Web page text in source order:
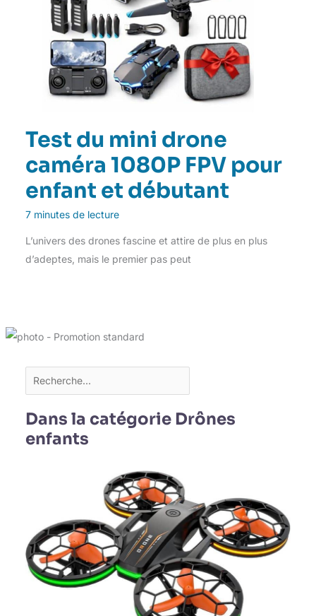
Test du mini drone
caméra 1080P FPV pour
enfant et débutant
7 minutes de lecture
L’univers des drones fascine et attire de plus en plus
d’adeptes, mais le premier pas peut
Dans la catégorie Drônes
enfants